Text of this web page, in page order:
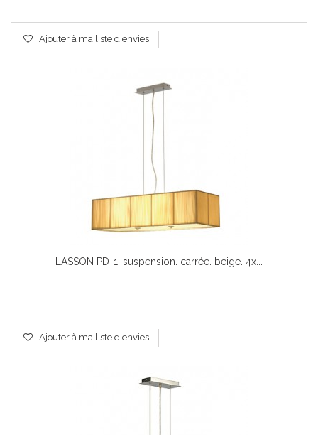
Ajouter à ma liste d'envies
LASSON PD-1. suspension. carrée. beige. 4x...
Ajouter à ma liste d'envies